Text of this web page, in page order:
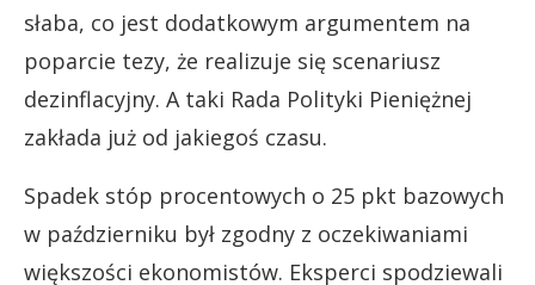
słaba, co jest dodatkowym argumentem na
poparcie tezy, że realizuje się scenariusz
dezinflacyjny. A taki Rada Polityki Pieniężnej
zakłada już od jakiegoś czasu.
Spadek stóp procentowych o 25 pkt bazowych
w październiku był zgodny z oczekiwaniami
większości ekonomistów. Eksperci spodziewali